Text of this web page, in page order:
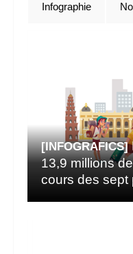
[INFOGRAFICS]
13,9 millions
cours des sept
Infographie